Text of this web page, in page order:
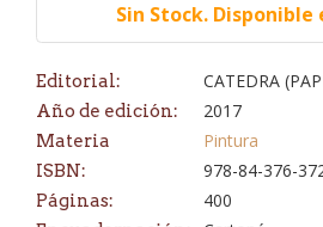
Sin Stock. Disponible
Editorial: CATEDRA
Año de edición: 2017
Materia Pintura
ISBN: 978-84-376-
Páginas: 400